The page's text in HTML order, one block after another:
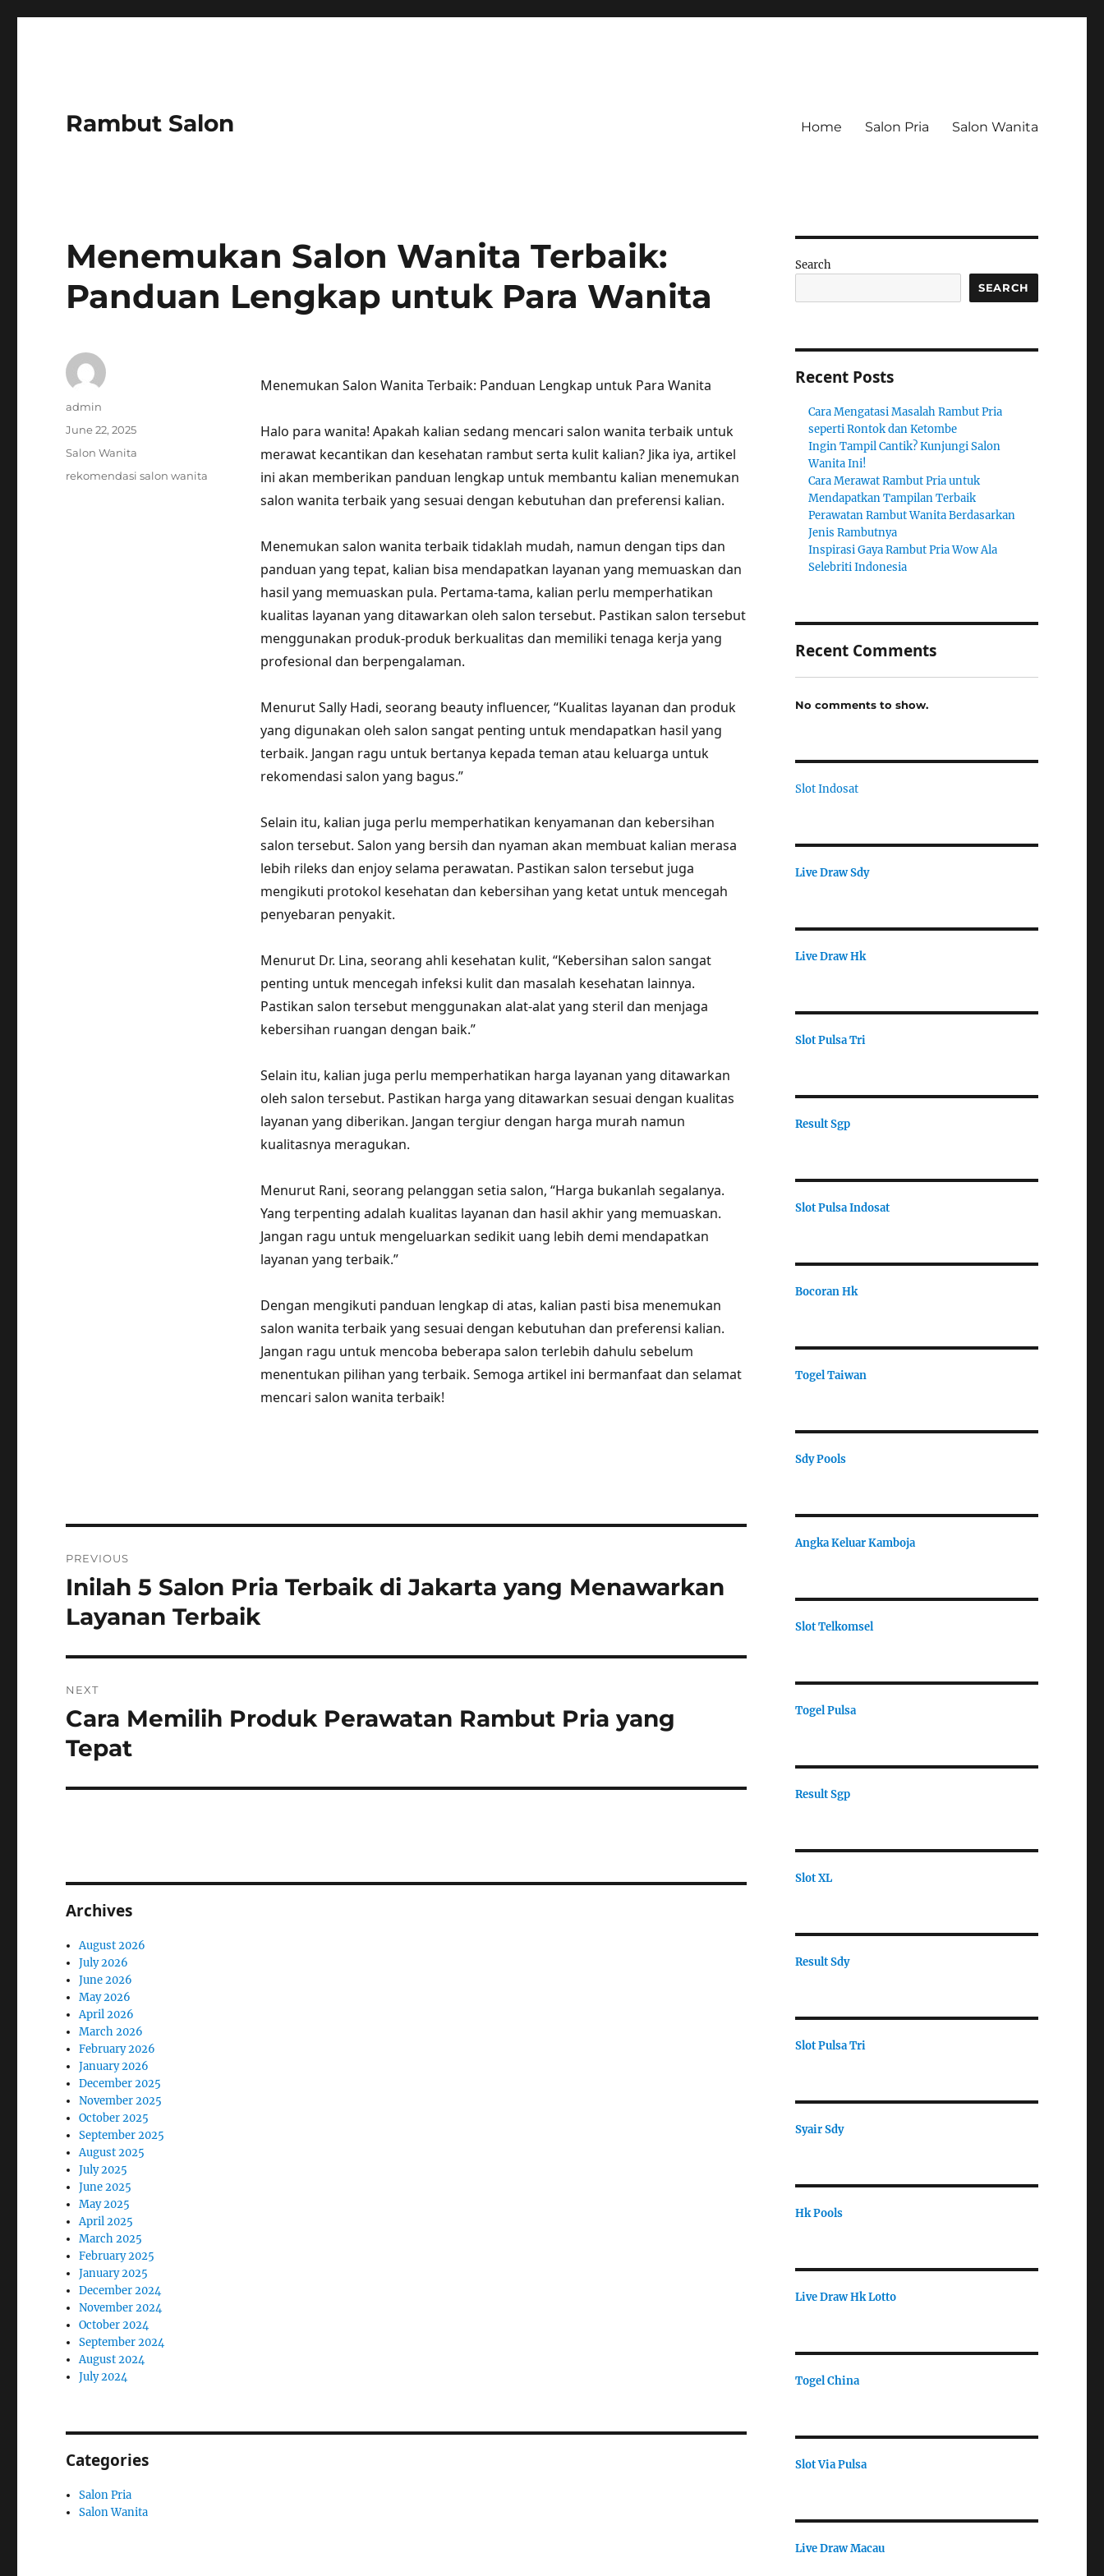
Rambut Salon Home Salon Pria Salon Wanita
Menemukan Salon Wanita Terbaik:
Panduan Lengkap untuk Para Wanita
Menemukan Salon Wanita Terbaik: Panduan Lengkap untuk Para Wanita
Halo para wanita! Apakah kalian sedang mencari salon wanita terbaik untuk
merawat kecantikan dan kesehatan rambut serta kulit kalian? Jika iya, artikel
ini akan memberikan panduan lengkap untuk membantu kalian menemukan
salon wanita terbaik yang sesuai dengan kebutuhan dan preferensi kalian.
Menemukan salon wanita terbaik tidaklah mudah, namun dengan tips dan
panduan yang tepat, kalian bisa mendapatkan layanan yang memuaskan dan
hasil yang memuaskan pula. Pertama-tama, kalian perlu memperhatikan
kualitas layanan yang ditawarkan oleh salon tersebut. Pastikan salon tersebut
menggunakan produk-produk berkualitas dan memiliki tenaga kerja yang
profesional dan berpengalaman.
Menurut Sally Hadi, seorang beauty influencer, “Kualitas layanan dan produk
yang digunakan oleh salon sangat penting untuk mendapatkan hasil yang
terbaik. Jangan ragu untuk bertanya kepada teman atau keluarga untuk
rekomendasi salon yang bagus.”
Selain itu, kalian juga perlu memperhatikan kenyamanan dan kebersihan
salon tersebut. Salon yang bersih dan nyaman akan membuat kalian merasa
lebih rileks dan enjoy selama perawatan. Pastikan salon tersebut juga
mengikuti protokol kesehatan dan kebersihan yang ketat untuk mencegah
penyebaran penyakit.
Menurut Dr. Lina, seorang ahli kesehatan kulit, “Kebersihan salon sangat
penting untuk mencegah infeksi kulit dan masalah kesehatan lainnya.
Pastikan salon tersebut menggunakan alat-alat yang steril dan menjaga
kebersihan ruangan dengan baik.”
Selain itu, kalian juga perlu memperhatikan harga layanan yang ditawarkan
oleh salon tersebut. Pastikan harga yang ditawarkan sesuai dengan kualitas
layanan yang diberikan. Jangan tergiur dengan harga murah namun
kualitasnya meragukan.
Menurut Rani, seorang pelanggan setia salon, “Harga bukanlah segalanya.
Yang terpenting adalah kualitas layanan dan hasil akhir yang memuaskan.
Jangan ragu untuk mengeluarkan sedikit uang lebih demi mendapatkan
layanan yang terbaik.”
Dengan mengikuti panduan lengkap di atas, kalian pasti bisa menemukan
salon wanita terbaik yang sesuai dengan kebutuhan dan preferensi kalian.
Jangan ragu untuk mencoba beberapa salon terlebih dahulu sebelum
menentukan pilihan yang terbaik. Semoga artikel ini bermanfaat dan selamat
mencari salon wanita terbaik!
Author
admin
Posted
June 22, 2025
Categories
Salon Wanita
Tags
rekomendasi salon wanita
navigation
PREVIOUS
Previous
post:
Inilah 5 Salon Pria Terbaik di Jakarta yang Menawarkan
Layanan Terbaik
NEXT
Next
post:
Cara Memilih Produk Perawatan Rambut Pria yang
Tepat
Archives
August 2026
July 2026
June 2026
May 2026
April 2026
March 2026
February 2026
January 2026
December 2025
November 2025
October 2025
September 2025
August 2025
July 2025
June 2025
May 2025
April 2025
March 2025
February 2025
January 2025
December 2024
November 2024
October 2024
September 2024
August 2024
July 2024
Categories
Salon Pria
Salon Wanita
Search
SEARCH
Recent Posts
Cara Mengatasi Masalah Rambut Pria
seperti Rontok dan Ketombe
Ingin Tampil Cantik? Kunjungi Salon
Wanita Ini!
Cara Merawat Rambut Pria untuk
Mendapatkan Tampilan Terbaik
Perawatan Rambut Wanita Berdasarkan
Jenis Rambutnya
Inspirasi Gaya Rambut Pria Wow Ala
Selebriti Indonesia
Recent Comments
No comments to show.
Slot Indosat
Live Draw Sdy
Live Draw Hk
Slot Pulsa Tri
Result Sgp
Slot Pulsa Indosat
Bocoran Hk
Togel Taiwan
Sdy Pools
Angka Keluar Kamboja
Slot Telkomsel
Togel Pulsa
Result Sgp
Slot XL
Result Sdy
Slot Pulsa Tri
Syair Sdy
Hk Pools
Live Draw Hk Lotto
Togel China
Slot Via Pulsa
Live Draw Macau